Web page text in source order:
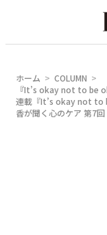
ホーム
COLUMN
『It’s okay not to be
連載『It’s okay not to
香が聞く心のケア 第7回